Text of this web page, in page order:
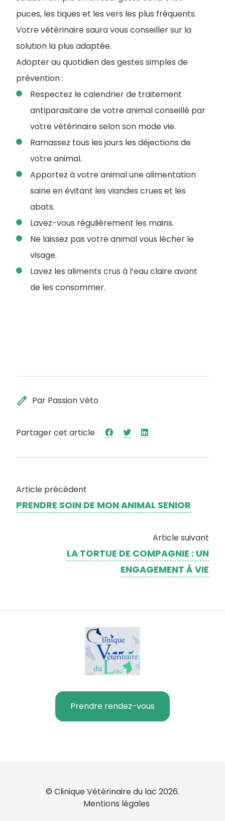
puces, les tiques et les vers les plus fréquents.
Votre vétérinaire saura vous conseiller sur la
solution la plus adaptée.
Adopter au quotidien des gestes simples de
prévention :
Respectez le calendrier de traitement
antiparasitaire de votre animal conseillé par
votre vétérinaire selon son mode vie.
Ramassez tous les jours les déjections de
votre animal.
Apportez à votre animal une alimentation
saine en évitant les viandes crues et les
abats.
Lavez-vous régulièrement les mains.
Ne laissez pas votre animal vous lécher le
visage.
Lavez les aliments crus à l‘eau claire avant
de les consommer.
edit Par Passion Véto
Partager cet article
Article précédent
PRENDRE SOIN DE MON ANIMAL SENIOR
Article suivant
LA TORTUE DE COMPAGNIE : UN
ENGAGEMENT À VIE
Prendre rendez-vous
© Clinique Vétérinaire du lac 2026.
Mentions légales